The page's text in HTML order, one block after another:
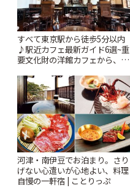
すべて東京駅から徒歩5分以内
♪駅近カフェ最新ガイド6選~重
要文化財の洋館カフェから、改
りっぷ
河津・南伊豆でお泊まり。さり
げない心遣いが心地よい、料理
自慢の一軒宿 | ことりっぷ